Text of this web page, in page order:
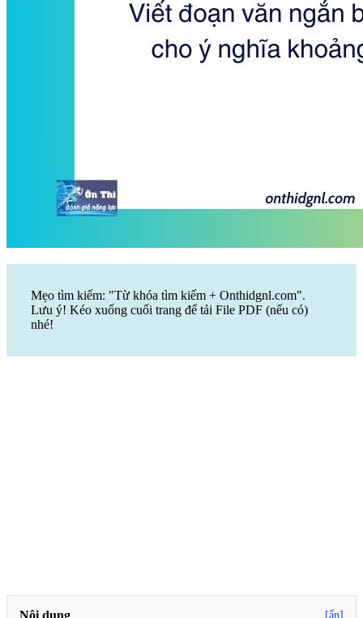
Mẹo tìm kiếm: "Từ khóa tìm kiếm + Onthidgnl.com".
Lưu ý! Kéo xuống cuối trang để tải File PDF (nếu có)
nhé!
Nội dung [ẩn]